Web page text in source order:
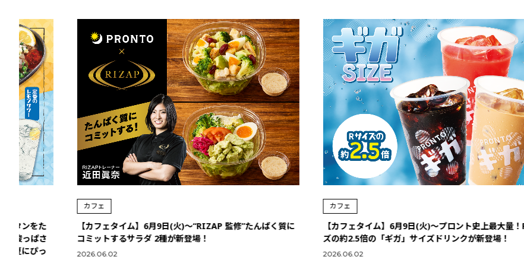
【カフェタイム】6月9日(火)〜“RIZAP 監修”たんぱく質に
コミットするサラダ 2種が新登場！
2026.06.02
【カフェタイム】6月9日(火)～プロント史上最大量！Rサイ
ズの約2.5倍の「ギガ」サイズドリンクが新登場！
2026.06.02